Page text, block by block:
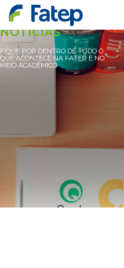
NOTÍCIAS
FIQUE POR DENTRO DE TUDO O
QUE ACONTECE NA FATEP E NO
MEIO ACADÊMICO